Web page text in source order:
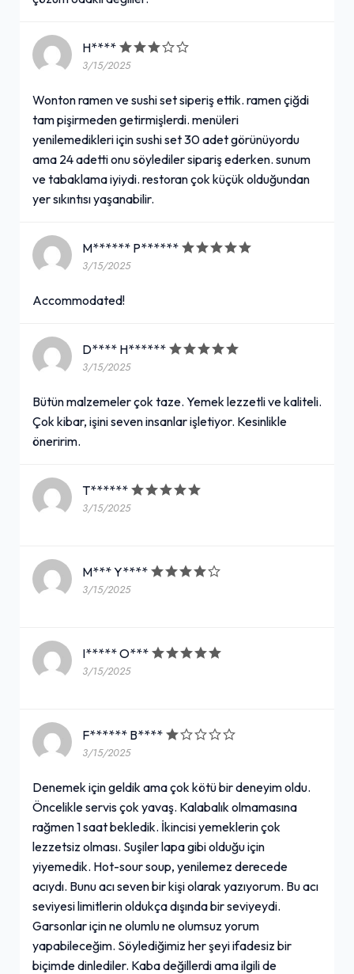
H****
3/15/2025
Wonton ramen ve sushi set siperiş ettik. ramen çiğdi
tam pişirmeden getirmişlerdi. menüleri
yenilemedikleri için sushi set 30 adet görünüyordu
ama 24 adetti onu söylediler sipariş ederken. sunum
ve tabaklama iyiydi. restoran çok küçük olduğundan
yer sıkıntısı yaşanabilir.
M****** P******
3/15/2025
Accommodated!
D**** H******
3/15/2025
Bütün malzemeler çok taze. Yemek lezzetli ve kaliteli.
Çok kibar, işini seven insanlar işletiyor. Kesinlikle
öneririm.
T******
3/15/2025
M*** Y****
3/15/2025
I***** O***
3/15/2025
F****** B****
3/15/2025
Denemek için geldik ama çok kötü bir deneyim oldu.
Öncelikle servis çok yavaş. Kalabalık olmamasına
rağmen 1 saat bekledik. İkincisi yemeklerin çok
lezzetsiz olması. Suşiler lapa gibi olduğu için
yiyemedik. Hot-sour soup, yenilemez derecede
acıydı. Bunu acı seven bir kişi olarak yazıyorum. Bu acı
seviyesi limitlerin oldukça dışında bir seviyeydi.
Garsonlar için ne olumlu ne olumsuz yorum
yapabileceğim. Söylediğimiz her şeyi ifadesiz bir
biçimde dinlediler. Kaba değillerdi ama ilgili de